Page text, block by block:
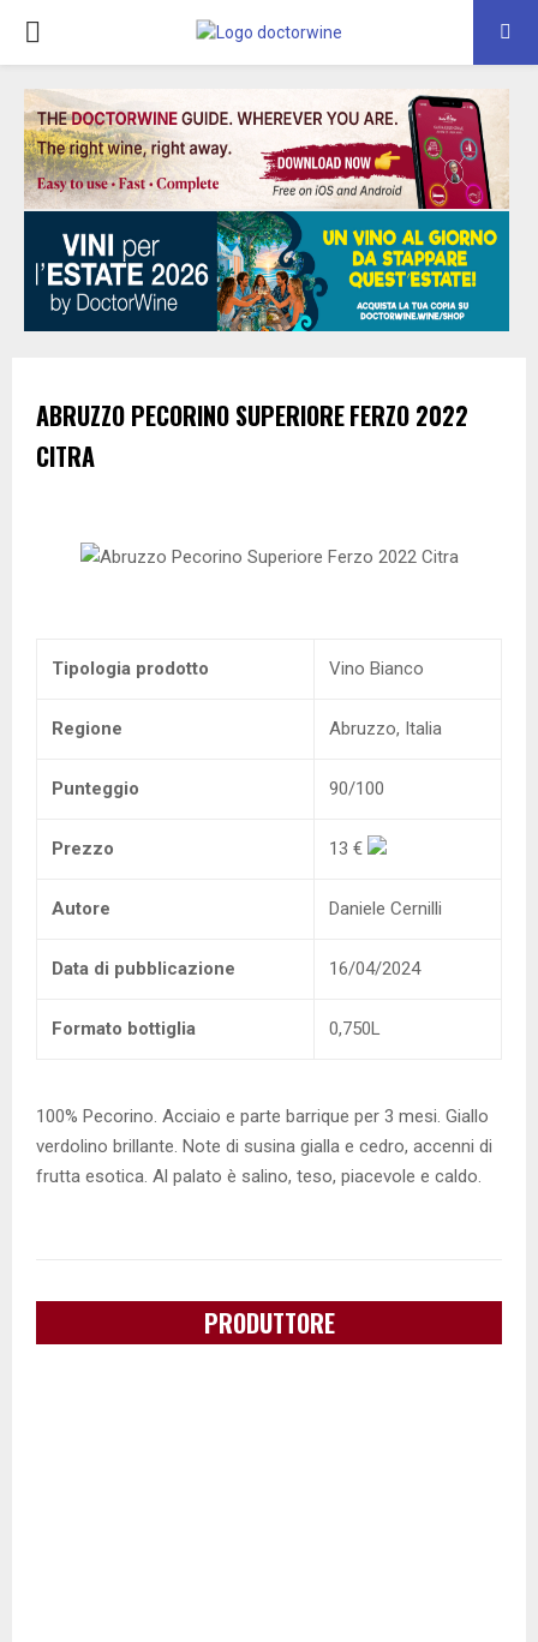
PRIMARY
MENU
ABRUZZO PECORINO SUPERIOREFERZO 2022
CITRA
Tipologia prodotto Vino Bianco
Regione Abruzzo, Italia
Punteggio 90/100
Prezzo 13 €
Autore Daniele Cernilli
Data di pubblicazione 16/04/2024
Formato bottiglia 0,750L
100% Pecorino. Acciaio e parte barrique per 3 mesi. Giallo
verdolino brillante. Note di susina gialla e cedro, accenni di
frutta esotica. Al palato è salino, teso, piacevole e caldo.
PRODUTTORE